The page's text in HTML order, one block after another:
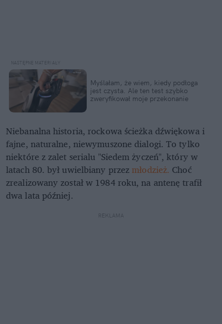
Myślałam, że wiem, kiedy podłoga
jest czysta. Ale ten test szybko
zweryfikował moje przekonanie
Niebanalna historia, rockowa ścieżka dźwiękowa i
fajne, naturalne, niewymuszone dialogi. To tylko
niektóre z zalet serialu "Siedem życzeń", który w
latach 80. był uwielbiany przezmłodzież. Choć
zrealizowany został w 1984 roku, na antenę trafił
dwa lata później.
REKLAMA